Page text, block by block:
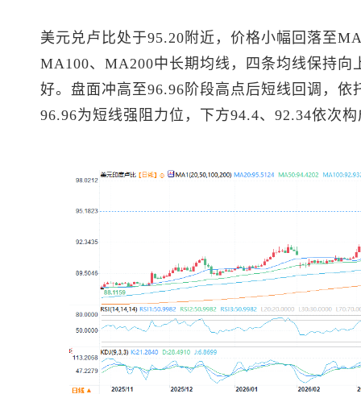
美元兑卢比处于95.20附近，价格小幅回落至
MA100、MA200中长期均线，四条均线保持向
好。盘面冲高至96.96阶段高点后短线回调，
96.96为短线强阻力位，下方94.4、92.34依次